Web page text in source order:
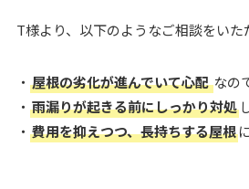
T様より、以下のようなご相談をいた
・ 屋根の劣化が進んでいて心配なの
・ 雨漏りが起きる前にしっかり対処
・ 費用を抑えつつ、長持ちする屋根